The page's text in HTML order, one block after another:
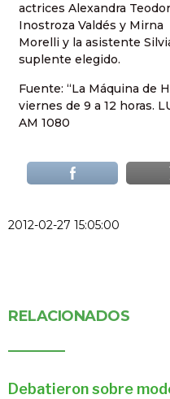
actrices Alexandra
Inostroza Valdés y Mirna
Morelli y la asistente
suplente elegido.
Fuente: “La Máquina de
viernes de 9 a 12 horas.
AM 1080
2012-02-27 15:05:00
RELACIONADOS
Debatieron sobre